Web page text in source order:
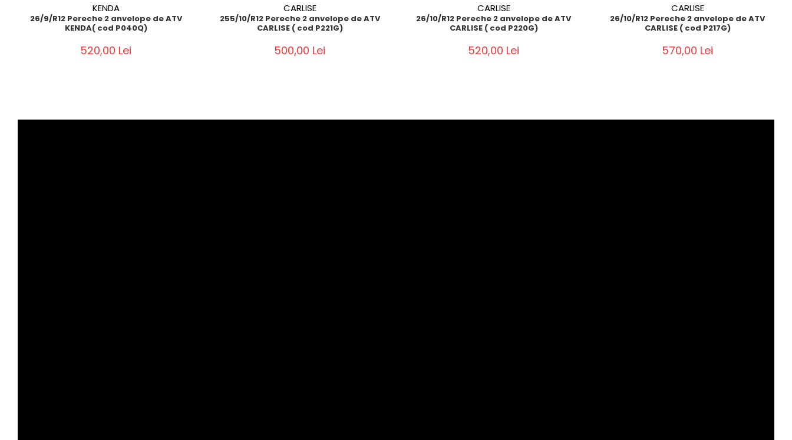
KENDA
26/9/R12 Pereche 2 anvelope de ATV
KENDA( cod P040Q)
520,00 Lei
CARLISE
255/10/R12 Pereche 2 anvelope de ATV
CARLISE ( cod P221G)
500,00 Lei
CARLISE
26/10/R12 Pereche 2 anvelope de ATV
CARLISE ( cod P220G)
520,00 Lei
CARLISE
26/10/R12 Pereche 2 anvelope de ATV
CARLISE ( cod P217G)
570,00 Lei